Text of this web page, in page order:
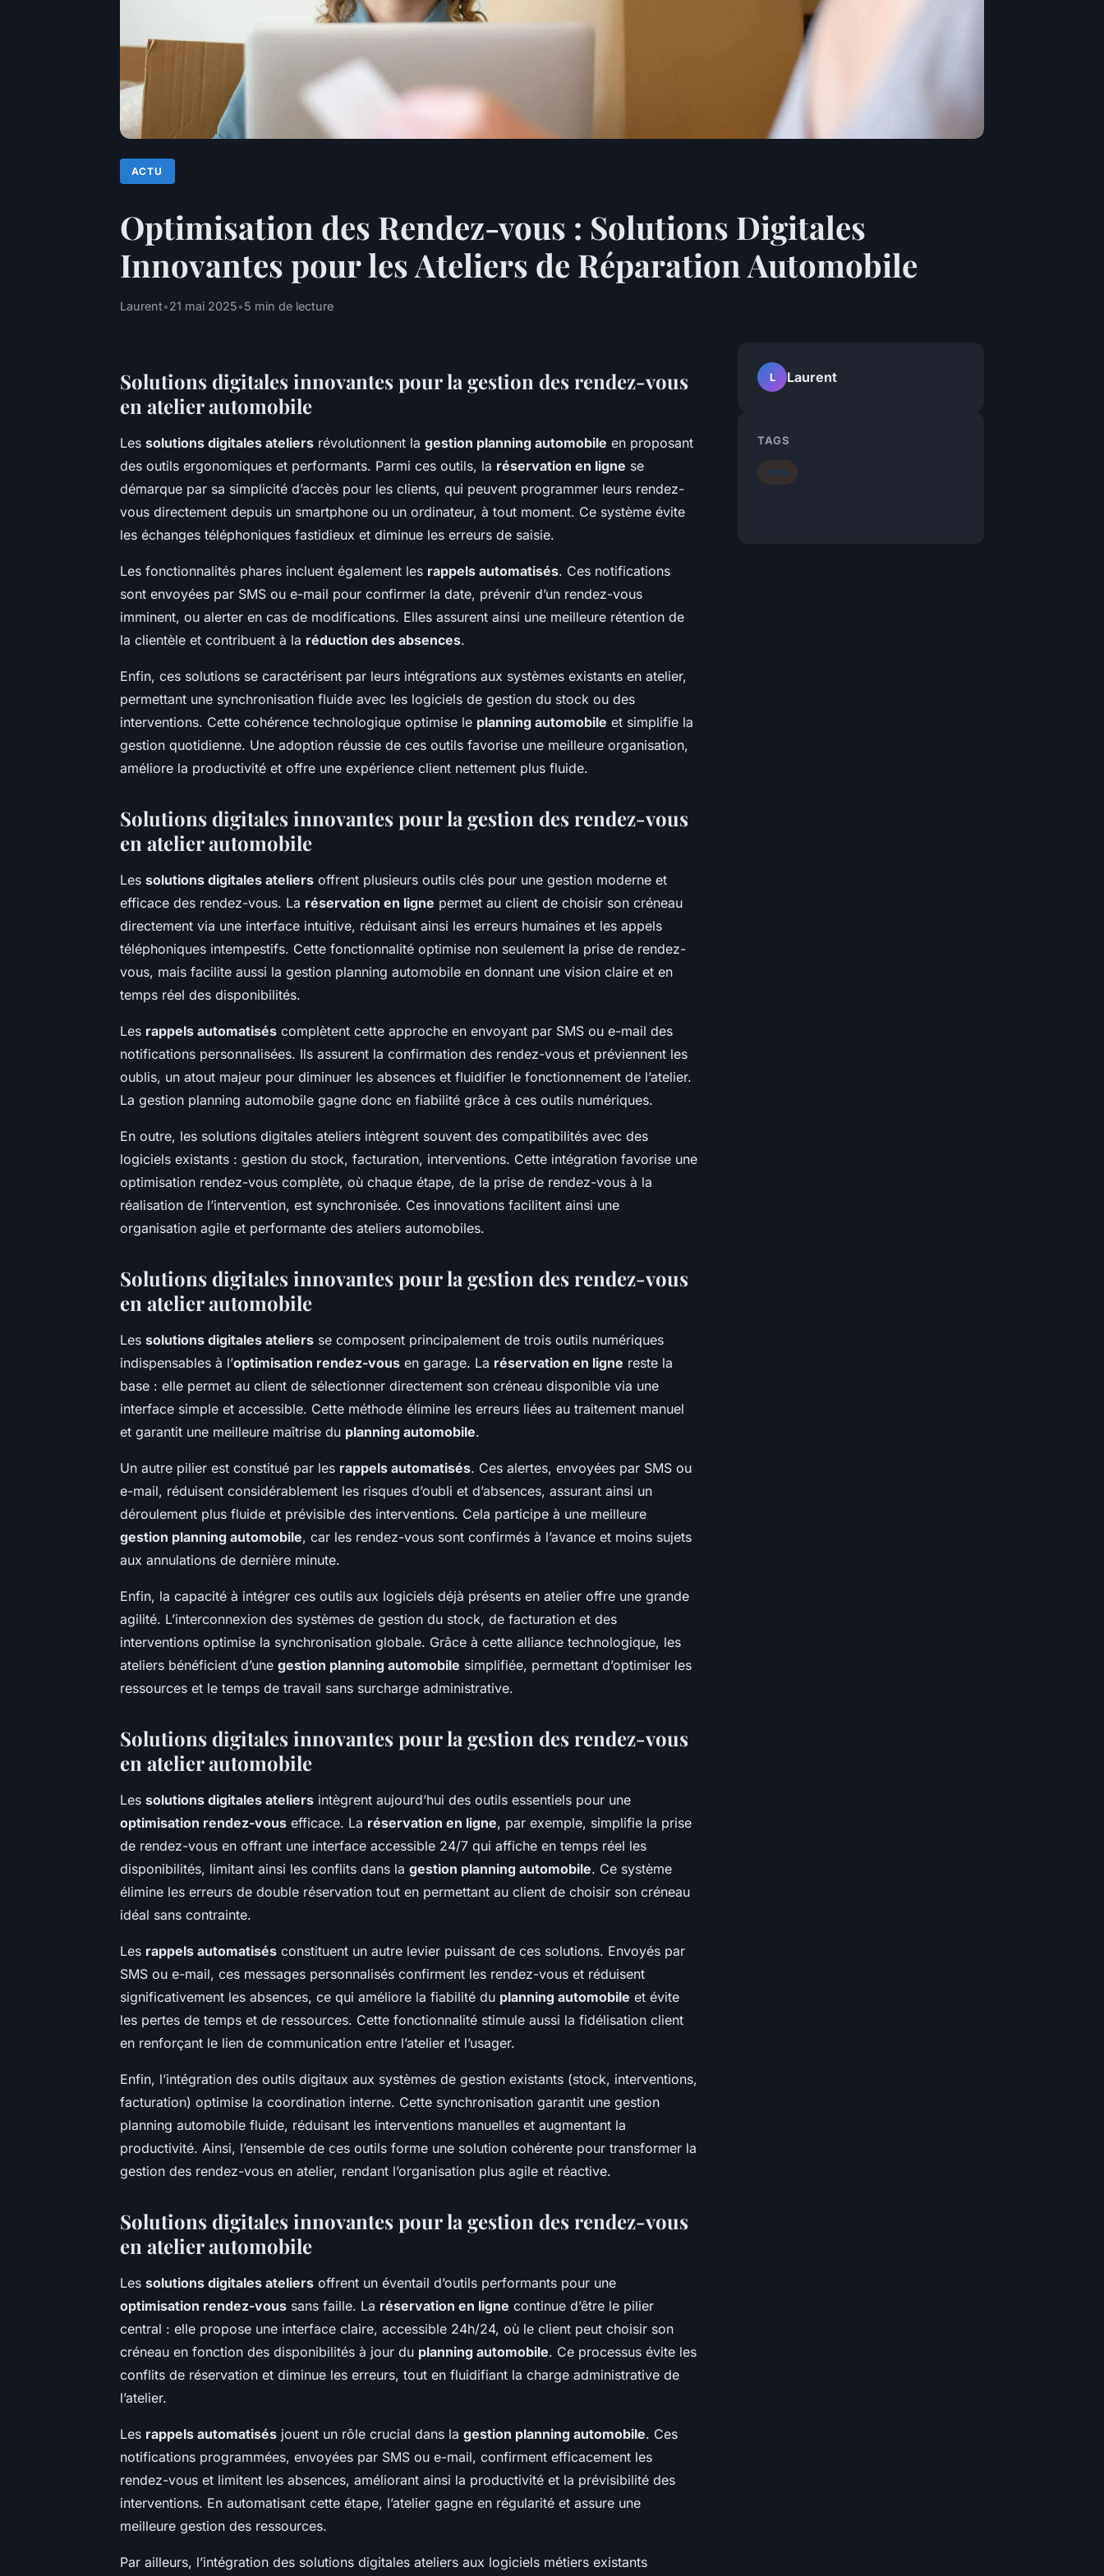
ACTU
Optimisation des Rendez-vous : Solutions Digitales
Innovantes pour les Ateliers de Réparation Automobile
Laurent•21 mai 2025•5 min de lecture
Solutions digitales innovantes pour la gestion des rendez-vous
en atelier automobile
Les solutions digitales ateliers révolutionnent la gestion planning automobile en proposant
des outils ergonomiques et performants. Parmi ces outils, la réservation en ligne se
démarque par sa simplicité d’accès pour les clients, qui peuvent programmer leurs rendez-
vous directement depuis un smartphone ou un ordinateur, à tout moment. Ce système évite
les échanges téléphoniques fastidieux et diminue les erreurs de saisie.
Les fonctionnalités phares incluent également les rappels automatisés. Ces notifications
sont envoyées par SMS ou e-mail pour confirmer la date, prévenir d’un rendez-vous
imminent, ou alerter en cas de modifications. Elles assurent ainsi une meilleure rétention de
la clientèle et contribuent à la réduction des absences.
Enfin, ces solutions se caractérisent par leurs intégrations aux systèmes existants en atelier,
permettant une synchronisation fluide avec les logiciels de gestion du stock ou des
interventions. Cette cohérence technologique optimise le planning automobile et simplifie la
gestion quotidienne. Une adoption réussie de ces outils favorise une meilleure organisation,
améliore la productivité et offre une expérience client nettement plus fluide.
Solutions digitales innovantes pour la gestion des rendez-vous
en atelier automobile
Les solutions digitales ateliers offrent plusieurs outils clés pour une gestion moderne et
efficace des rendez-vous. La réservation en ligne permet au client de choisir son créneau
directement via une interface intuitive, réduisant ainsi les erreurs humaines et les appels
téléphoniques intempestifs. Cette fonctionnalité optimise non seulement la prise de rendez-
vous, mais facilite aussi la gestion planning automobile en donnant une vision claire et en
temps réel des disponibilités.
Les rappels automatisés complètent cette approche en envoyant par SMS ou e-mail des
notifications personnalisées. Ils assurent la confirmation des rendez-vous et préviennent les
oublis, un atout majeur pour diminuer les absences et fluidifier le fonctionnement de l’atelier.
La gestion planning automobile gagne donc en fiabilité grâce à ces outils numériques.
En outre, les solutions digitales ateliers intègrent souvent des compatibilités avec des
logiciels existants : gestion du stock, facturation, interventions. Cette intégration favorise une
optimisation rendez-vous complète, où chaque étape, de la prise de rendez-vous à la
réalisation de l’intervention, est synchronisée. Ces innovations facilitent ainsi une
organisation agile et performante des ateliers automobiles.
Solutions digitales innovantes pour la gestion des rendez-vous
en atelier automobile
Les solutions digitales ateliers se composent principalement de trois outils numériques
indispensables à l’optimisation rendez-vous en garage. La réservation en ligne reste la
base : elle permet au client de sélectionner directement son créneau disponible via une
interface simple et accessible. Cette méthode élimine les erreurs liées au traitement manuel
et garantit une meilleure maîtrise du planning automobile.
Un autre pilier est constitué par les rappels automatisés. Ces alertes, envoyées par SMS ou
e-mail, réduisent considérablement les risques d’oubli et d’absences, assurant ainsi un
déroulement plus fluide et prévisible des interventions. Cela participe à une meilleure
gestion planning automobile, car les rendez-vous sont confirmés à l’avance et moins sujets
aux annulations de dernière minute.
Enfin, la capacité à intégrer ces outils aux logiciels déjà présents en atelier offre une grande
agilité. L’interconnexion des systèmes de gestion du stock, de facturation et des
interventions optimise la synchronisation globale. Grâce à cette alliance technologique, les
ateliers bénéficient d’une gestion planning automobile simplifiée, permettant d’optimiser les
ressources et le temps de travail sans surcharge administrative.
Solutions digitales innovantes pour la gestion des rendez-vous
en atelier automobile
Les solutions digitales ateliers intègrent aujourd’hui des outils essentiels pour une
optimisation rendez-vous efficace. La réservation en ligne, par exemple, simplifie la prise
de rendez-vous en offrant une interface accessible 24/7 qui affiche en temps réel les
disponibilités, limitant ainsi les conflits dans la gestion planning automobile. Ce système
élimine les erreurs de double réservation tout en permettant au client de choisir son créneau
idéal sans contrainte.
Les rappels automatisés constituent un autre levier puissant de ces solutions. Envoyés par
SMS ou e-mail, ces messages personnalisés confirment les rendez-vous et réduisent
significativement les absences, ce qui améliore la fiabilité du planning automobile et évite
les pertes de temps et de ressources. Cette fonctionnalité stimule aussi la fidélisation client
en renforçant le lien de communication entre l’atelier et l’usager.
Enfin, l’intégration des outils digitaux aux systèmes de gestion existants (stock, interventions,
facturation) optimise la coordination interne. Cette synchronisation garantit une gestion
planning automobile fluide, réduisant les interventions manuelles et augmentant la
productivité. Ainsi, l’ensemble de ces outils forme une solution cohérente pour transformer la
gestion des rendez-vous en atelier, rendant l’organisation plus agile et réactive.
Solutions digitales innovantes pour la gestion des rendez-vous
en atelier automobile
Les solutions digitales ateliers offrent un éventail d’outils performants pour une
optimisation rendez-vous sans faille. La réservation en ligne continue d’être le pilier
central : elle propose une interface claire, accessible 24h/24, où le client peut choisir son
créneau en fonction des disponibilités à jour du planning automobile. Ce processus évite les
conflits de réservation et diminue les erreurs, tout en fluidifiant la charge administrative de
l’atelier.
Les rappels automatisés jouent un rôle crucial dans la gestion planning automobile. Ces
notifications programmées, envoyées par SMS ou e-mail, confirment efficacement les
rendez-vous et limitent les absences, améliorant ainsi la productivité et la prévisibilité des
interventions. En automatisant cette étape, l’atelier gagne en régularité et assure une
meilleure gestion des ressources.
Par ailleurs, l’intégration des solutions digitales ateliers aux logiciels métiers existants
L Laurent
TAGS
Actu